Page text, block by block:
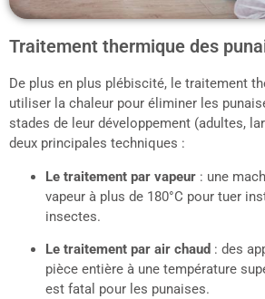
Traitement thermique des
De plus en plus plébiscité, le traitement
utiliser la chaleur pour éliminer les
stades de leur développement (adultes,
deux principales techniques :
Le traitement par vapeur : une
vapeur à plus de 180°C pour tuer
insectes.
Le traitement par air chaud : des
pièce entière à une température
est fatal pour les punaises.